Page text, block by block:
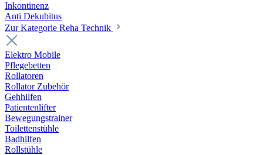
Inkontinenz
Anti Dekubitus
Zur Kategorie Reha Technik
Elektro Mobile
Pflegebetten
Rollatoren
Rollator Zubehör
Gehhilfen
Patientenlifter
Bewegungstrainer
Toilettenstühle
Badhilfen
Rollstühle